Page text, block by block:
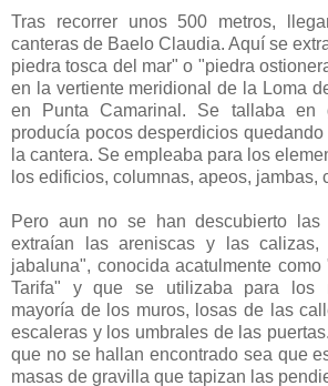
Tras recorrer unos 500 metros,
canteras de Baelo Claudia. Aquí se
piedra tosca del mar" o "piedra
en la vertiente meridional de la Loma
en Punta Camarinal. Se tallaba en
producía pocos desperdicios
la cantera. Se empleaba para los
los edificios, columnas, apeos, jambas,
Pero aun no se han descubierto las
extraían las areniscas y las calizas,
jabaluna", conocida acatulmente
Tarifa" y que se utilizaba para los
mayoría de los muros, losas de las
escaleras y los umbrales de las
que no se hallan encontrado sea que
masas de gravilla que tapizan las